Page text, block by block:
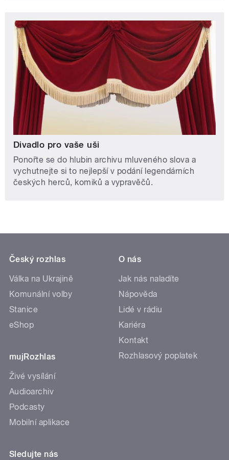
Divadlo pro vaše uši
Ponořte se do hlubin archivu mluveného slova a
vychutnejte si to nejlepší v podání legendárních
českých herců, komiků a vypravěčů.
Český rozhlas
Válka na Ukrajině
Komunální volby
Stanice
eShop
mujRozhlas
Živé vysílání
Audioarchiv
Podcasty
Mobilní aplikace
O nás
Jak nás naladíte
Nápověda
Lidé v rádiu
Kariéra
Kontakt
Rozhlasový poplatek
Sledujte nás